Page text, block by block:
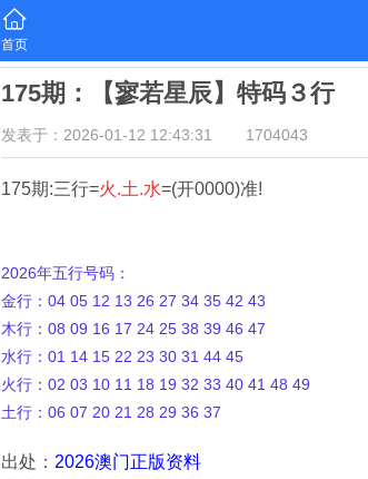
首页
175期：【寥若星辰】特码３行
发表于：2026-01-12 12:43:31 1704043
175期:三行=火.土.水=(开0000)准!
2026年五行号码：
金行：04 05 12 13 26 27 34 35 42 43
木行：08 09 16 17 24 25 38 39 46 47
水行：01 14 15 22 23 30 31 44 45
火行：02 03 10 11 18 19 32 33 40 41 48 49
土行：06 07 20 21 28 29 36 37
出处： 2026澳门正版资料